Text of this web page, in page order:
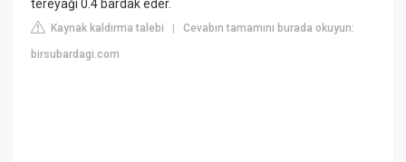
tereyağı 0.4 bardak eder.
Kaynak kaldırma talebi |Cevabın tamamını burada okuyun:
birsubardagi.com